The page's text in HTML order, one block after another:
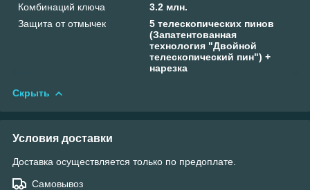
Комбинаций ключа
3.2 млн.
Защита от отмычек
5 телескопических пинов
(Запатентованная
технология "Двойной
телескопический пин") +
нарезка
Скрыть
Условия доставки
Доставка осуществляется только по предоплате.
Самовывоз